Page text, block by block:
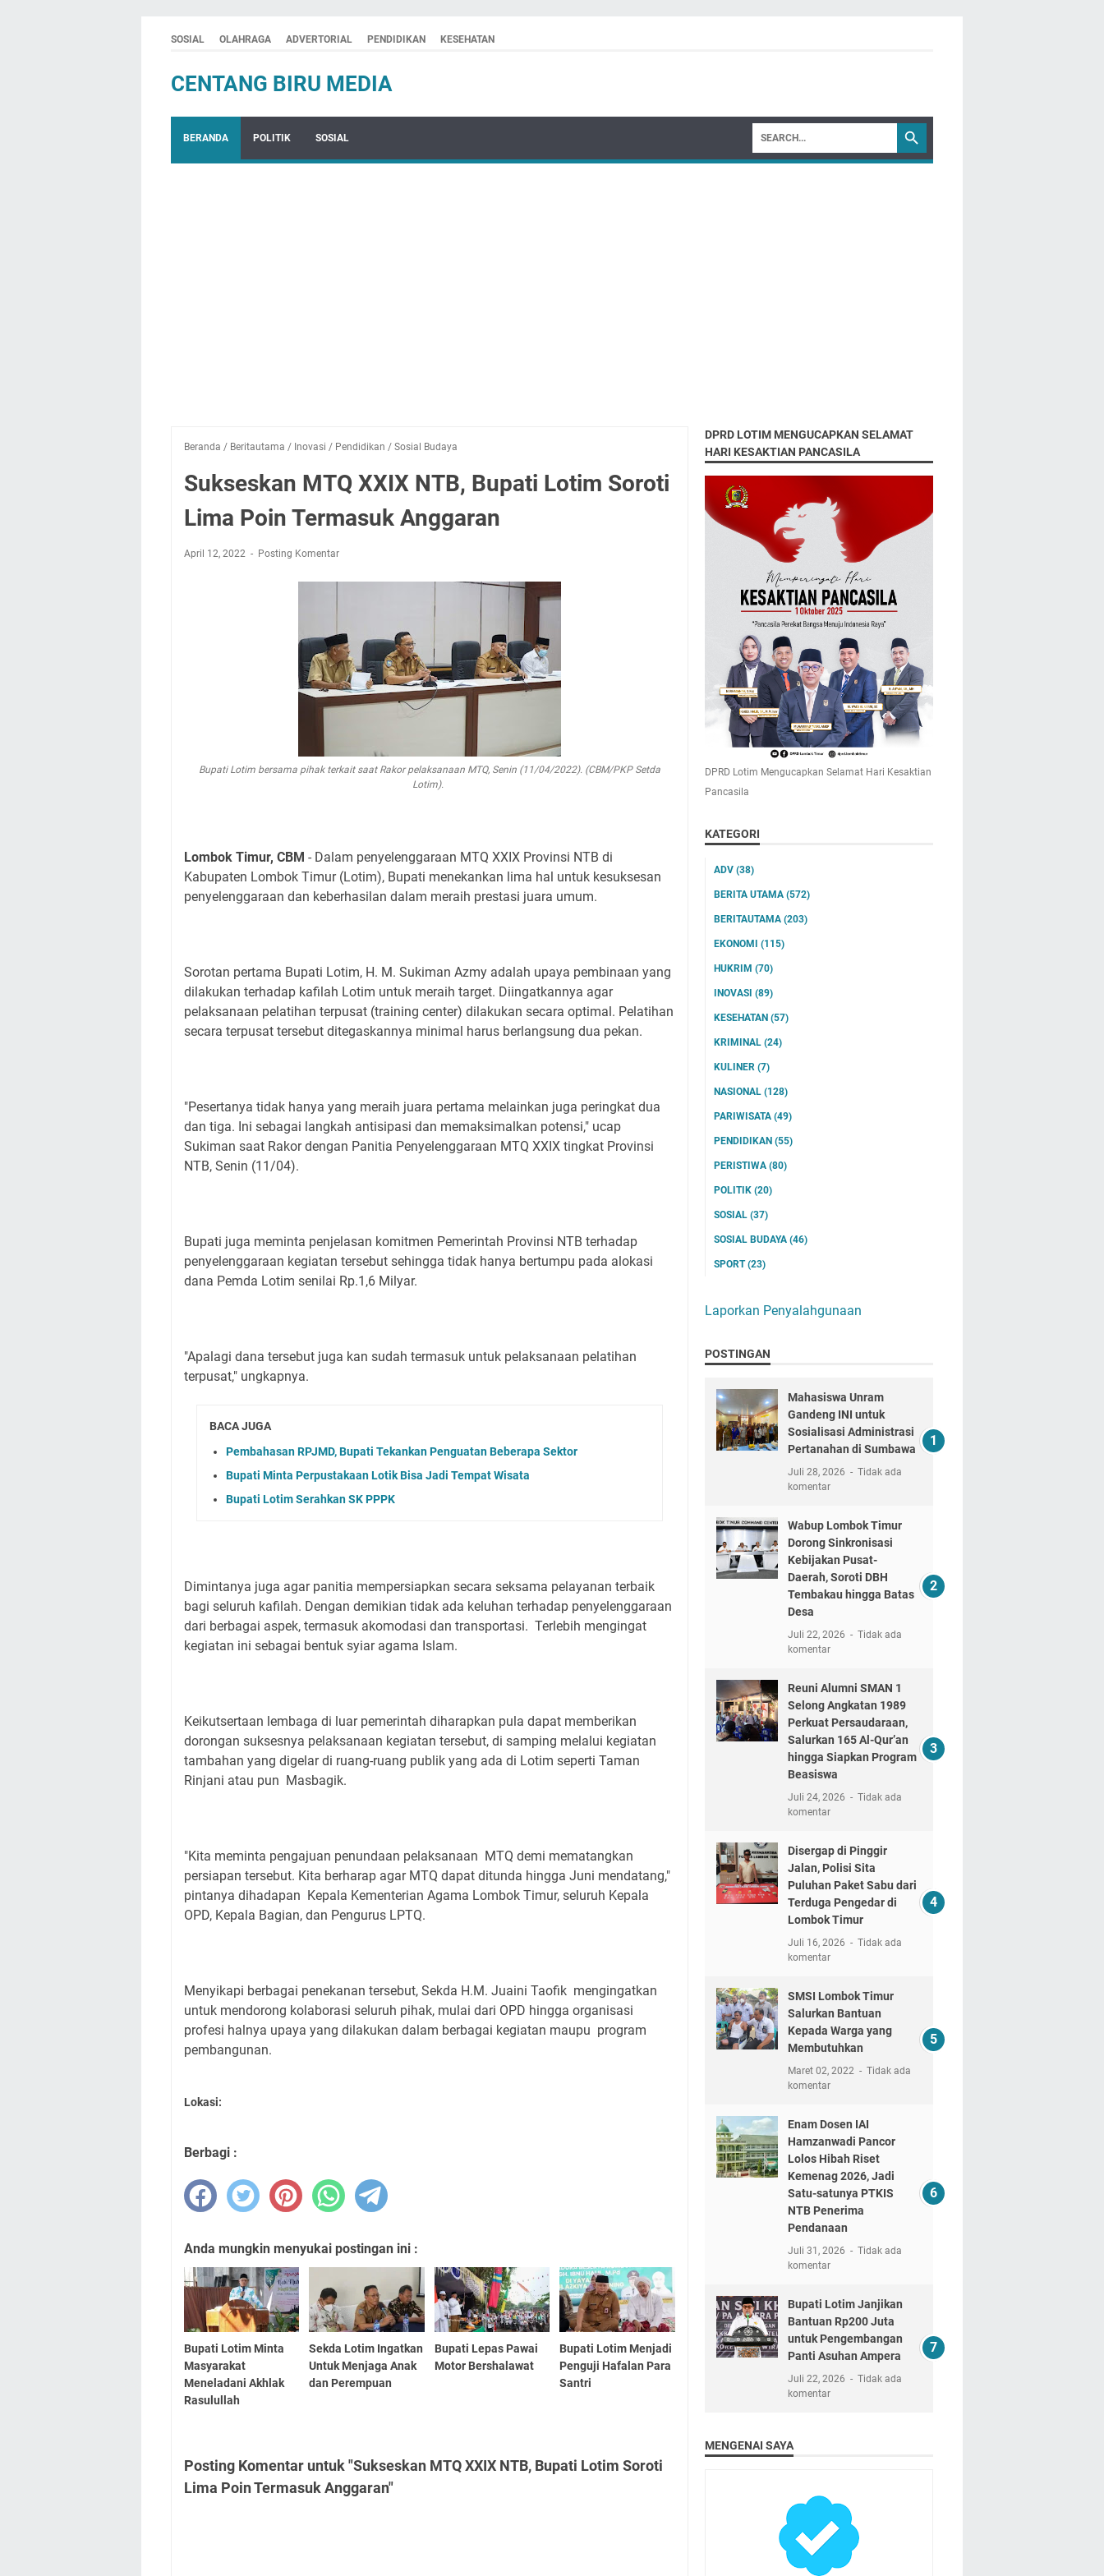
SOSIAL OLAHRAGA ADVERTORIAL PENDIDIKAN KESEHATAN
CENTANG BIRU MEDIA
BERANDA POLITIK SOSIAL
Beranda / Beritautama / Inovasi / Pendidikan / Sosial Budaya
Sukseskan MTQ XXIX NTB, Bupati Lotim Soroti
Lima Poin Termasuk Anggaran
April 12, 2022 Posting Komentar
Bupati Lotim bersama pihak terkait saat Rakor pelaksanaan MTQ, Senin (11/04/2022). (CBM/PKP Setda
Lotim).
Lombok Timur, CBM - Dalam penyelenggaraan MTQ XXIX Provinsi NTB di
Kabupaten Lombok Timur (Lotim), Bupati menekankan lima hal untuk kesuksesan
penyelenggaraan dan keberhasilan dalam meraih prestasi juara umum.
Sorotan pertama Bupati Lotim, H. M. Sukiman Azmy adalah upaya pembinaan yang
dilakukan terhadap kafilah Lotim untuk meraih target. Diingatkannya agar
pelaksanaan pelatihan terpusat (training center) dilakukan secara optimal. Pelatihan
secara terpusat tersebut ditegaskannya minimal harus berlangsung dua pekan.
"Pesertanya tidak hanya yang meraih juara pertama melainkan juga peringkat dua
dan tiga. Ini sebagai langkah antisipasi dan memaksimalkan potensi," ucap
Sukiman saat Rakor dengan Panitia Penyelenggaraan MTQ XXIX tingkat Provinsi
NTB, Senin (11/04).
Bupati juga meminta penjelasan komitmen Pemerintah Provinsi NTB terhadap
penyelenggaraan kegiatan tersebut sehingga tidak hanya bertumpu pada alokasi
dana Pemda Lotim senilai Rp.1,6 Milyar.
"Apalagi dana tersebut juga kan sudah termasuk untuk pelaksanaan pelatihan
terpusat," ungkapnya.
BACA JUGA
Pembahasan RPJMD, Bupati Tekankan Penguatan Beberapa Sektor
Bupati Minta Perpustakaan Lotik Bisa Jadi Tempat Wisata
Bupati Lotim Serahkan SK PPPK
Dimintanya juga agar panitia mempersiapkan secara seksama pelayanan terbaik
bagi seluruh kafilah. Dengan demikian tidak ada keluhan terhadap penyelenggaraan
dari berbagai aspek, termasuk akomodasi dan transportasi. Terlebih mengingat
kegiatan ini sebagai bentuk syiar agama Islam.
Keikutsertaan lembaga di luar pemerintah diharapkan pula dapat memberikan
dorongan suksesnya pelaksanaan kegiatan tersebut, di samping melalui kegiatan
tambahan yang digelar di ruang-ruang publik yang ada di Lotim seperti Taman
Rinjani atau pun Masbagik.
"Kita meminta pengajuan penundaan pelaksanaan MTQ demi mematangkan
persiapan tersebut. Kita berharap agar MTQ dapat ditunda hingga Juni mendatang,"
pintanya dihadapan Kepala Kementerian Agama Lombok Timur, seluruh Kepala
OPD, Kepala Bagian, dan Pengurus LPTQ.
Menyikapi berbagai penekanan tersebut, Sekda H.M. Juaini Taofik mengingatkan
untuk mendorong kolaborasi seluruh pihak, mulai dari OPD hingga organisasi
profesi halnya upaya yang dilakukan dalam berbagai kegiatan maupu program
pembangunan.
Lokasi:
Berbagi :
Anda mungkin menyukai postingan ini :
Bupati Lotim Minta
Masyarakat
Meneladani Akhlak
Rasulullah
Sekda Lotim Ingatkan
Untuk Menjaga Anak
dan Perempuan
Bupati Lepas Pawai
Motor Bershalawat
Bupati Lotim Menjadi
Penguji Hafalan Para
Santri
Posting Komentar untuk "Sukseskan MTQ XXIX NTB, Bupati Lotim Soroti
Lima Poin Termasuk Anggaran"
DPRD LOTIM MENGUCAPKAN SELAMAT
HARI KESAKTIAN PANCASILA
DPRD Lotim Mengucapkan Selamat Hari Kesaktian
Pancasila
KATEGORI
ADV (38)
BERITA UTAMA (572)
BERITAUTAMA (203)
EKONOMI (115)
HUKRIM (70)
INOVASI (89)
KESEHATAN (57)
KRIMINAL (24)
KULINER (7)
NASIONAL (128)
PARIWISATA (49)
PENDIDIKAN (55)
PERISTIWA (80)
POLITIK (20)
SOSIAL (37)
SOSIAL BUDAYA (46)
SPORT(23)
Laporkan Penyalahgunaan
POSTINGAN
Mahasiswa Unram
Gandeng INI untuk
Sosialisasi Administrasi
Pertanahan di Sumbawa
Juli 28, 2026
Tidak ada
komentar
Wabup Lombok Timur
Dorong Sinkronisasi
Kebijakan Pusat-
Daerah, Soroti DBH
Tembakau hingga Batas
Desa
Juli 22, 2026
Tidak ada
komentar
Reuni Alumni SMAN 1
Selong Angkatan 1989
Perkuat Persaudaraan,
Salurkan 165 Al-Qur’an
hingga Siapkan Program
Beasiswa
Juli 24, 2026
Tidak ada
komentar
Disergap di Pinggir
Jalan, Polisi Sita
Puluhan Paket Sabu dari
Terduga Pengedar di
Lombok Timur
Juli 16, 2026
Tidak ada
komentar
SMSI Lombok Timur
Salurkan Bantuan
Kepada Warga yang
Membutuhkan
Maret 02, 2022
Tidak ada
komentar
Enam Dosen IAI
Hamzanwadi Pancor
Lolos Hibah Riset
Kemenag 2026, Jadi
Satu-satunya PTKIS
NTB Penerima
Pendanaan
Juli 31, 2026
Tidak ada
komentar
Bupati Lotim Janjikan
Bantuan Rp200 Juta
untuk Pengembangan
Panti Asuhan Ampera
Juli 22, 2026
Tidak ada
komentar
MENGENAI SAYA